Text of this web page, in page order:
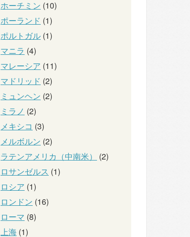
ホーチミン (10)
ポーランド (1)
ポルトガル (1)
マニラ (4)
マレーシア (11)
マドリッド (2)
ミュンヘン (2)
ミラノ (2)
メキシコ (3)
メルボルン (2)
ラテンアメリカ（中南米）
(2)
ロサンゼルス (1)
ロシア (1)
ロンドン (16)
ローマ (8)
上海 (1)